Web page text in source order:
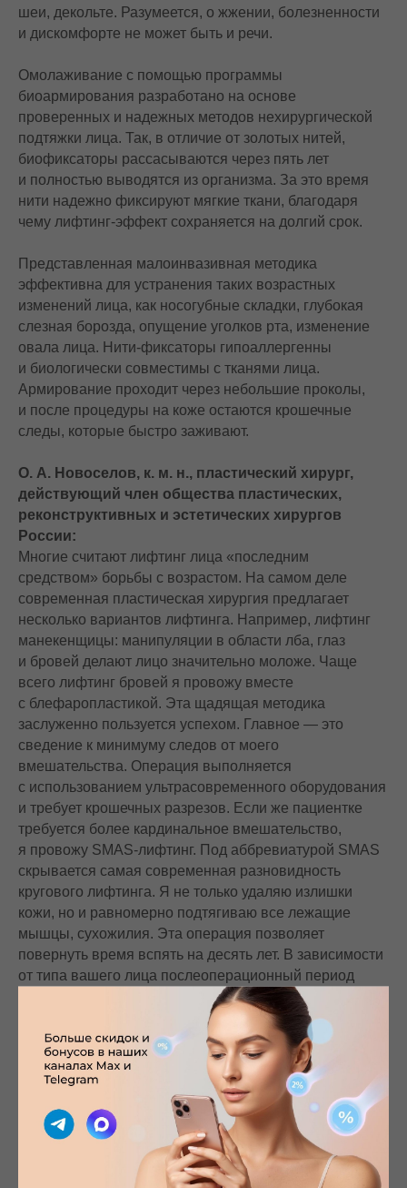
шеи, декольте. Разумеется, о жжении, болезненности
и дискомфорте не может быть и речи.
Омолаживание с помощью программы
биоармирования разработано на основе
проверенных и надежных методов нехирургической
подтяжки лица. Так, в отличие от золотых нитей,
биофиксаторы рассасываются через пять лет
и полностью выводятся из организма. За это время
нити надежно фиксируют мягкие ткани, благодаря
чему лифтинг-эффект сохраняется на долгий срок.
Представленная малоинвазивная методика
эффективна для устранения таких возрастных
изменений лица, как носогубные складки, глубокая
слезная борозда, опущение уголков рта, изменение
овала лица. Нити-фиксаторы гипоаллергенны
и биологически совместимы с тканями лица.
Армирование проходит через небольшие проколы,
и после процедуры на коже остаются крошечные
следы, которые быстро заживают.
О. А. Новоселов, к. м. н., пластический хирург,
действующий член общества пластических,
реконструктивных и эстетических хирургов
России:
Многие считают лифтинг лица «последним
средством» борьбы с возрастом. На самом деле
современная пластическая хирургия предлагает
несколько вариантов лифтинга. Например, лифтинг
манекенщицы: манипуляции в области лба, глаз
и бровей делают лицо значительно моложе. Чаще
всего лифтинг бровей я провожу вместе
с блефаропластикой. Эта щадящая методика
заслуженно пользуется успехом. Главное — это
сведение к минимуму следов от моего
вмешательства. Операция выполняется
с использованием ультрасовременного оборудования
и требует крошечных разрезов. Если же пациентке
требуется более кардинальное вмешательство,
я провожу SMAS-лифтинг. Под аббревиатурой SMAS
скрывается самая современная разновидность
кругового лифтинга. Я не только удаляю излишки
кожи, но и равномерно подтягиваю все лежащие
мышцы, сухожилия. Эта операция позволяет
повернуть время вспять на десять лет. В зависимости
от типа вашего лица послеоперационный период
длится от 2-х недель до 1,5 месяцев. После SMAS-
лифтинга я назначаю курс физиотерапевтических
процедур, которые сокращают послеоперационный
период и помогают мне получить блестящий
результат.
Е. А. Рожкова, врач высшей категории, директор
клиники «Елена»:
Кардинально изменить формы вашего тела раз
и навсегда и без особых усилий может только